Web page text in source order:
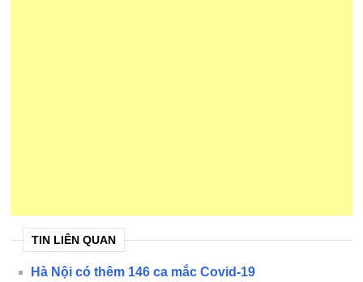
TIN LIÊN QUAN
Hà Nội có thêm 146 ca mắc Covid-19